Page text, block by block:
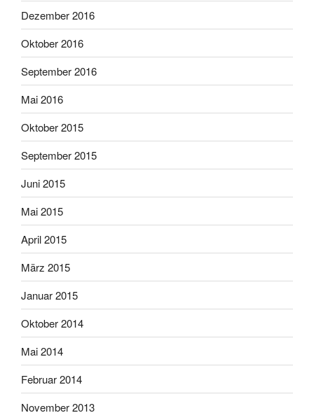
Dezember 2016
Oktober 2016
September 2016
Mai 2016
Oktober 2015
September 2015
Juni 2015
Mai 2015
April 2015
März 2015
Januar 2015
Oktober 2014
Mai 2014
Februar 2014
November 2013